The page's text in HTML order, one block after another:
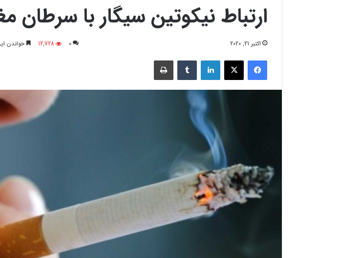
ارتباط نیکوتین سیگار با سرطان
اکتبر 21, 2020 0
12,728 خواندن این مطلب 1
فیسبوک X لینکدین ‫تامبلر چاپ